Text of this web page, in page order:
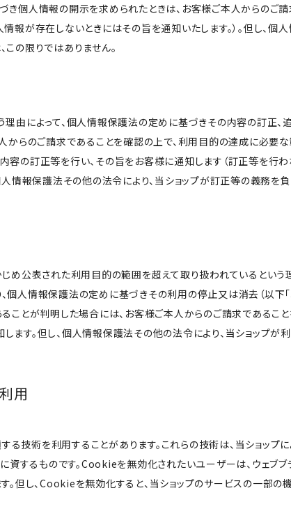
き個人情報の開示を求められたときは、お客様ご本人からのご
報が存在しないときにはその旨を通知いたします。）。但し、個
の限りではありません。
由によって、個人情報保護法の定めに基づきその内容の訂正、
からのご請求であることを確認の上で、利用目的の達成に必要
容の訂正等を行い、その旨をお客様に通知します（訂正等を行
人情報保護法その他の法令により、当ショップが訂正等の義務を
じめ公表された利用目的の範囲を超えて取り扱われているとい
個人情報保護法の定めに基づきその利用の停止又は消去（以下
ことが判明した場合には、お客様ご本人からのご請求であるこ
ます。但し、個人情報保護法その他の法令により、当ショップが
用
る技術を利用することがあります。これらの技術は、当ショップ
するものです。Cookieを無効化されたいユーザーは、ウェブ
但し、Cookieを無効化すると、当ショップのサービスの一部の